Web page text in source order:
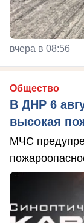
вчера в 08:56
Общество
В ДНР 6
высокая
МЧС